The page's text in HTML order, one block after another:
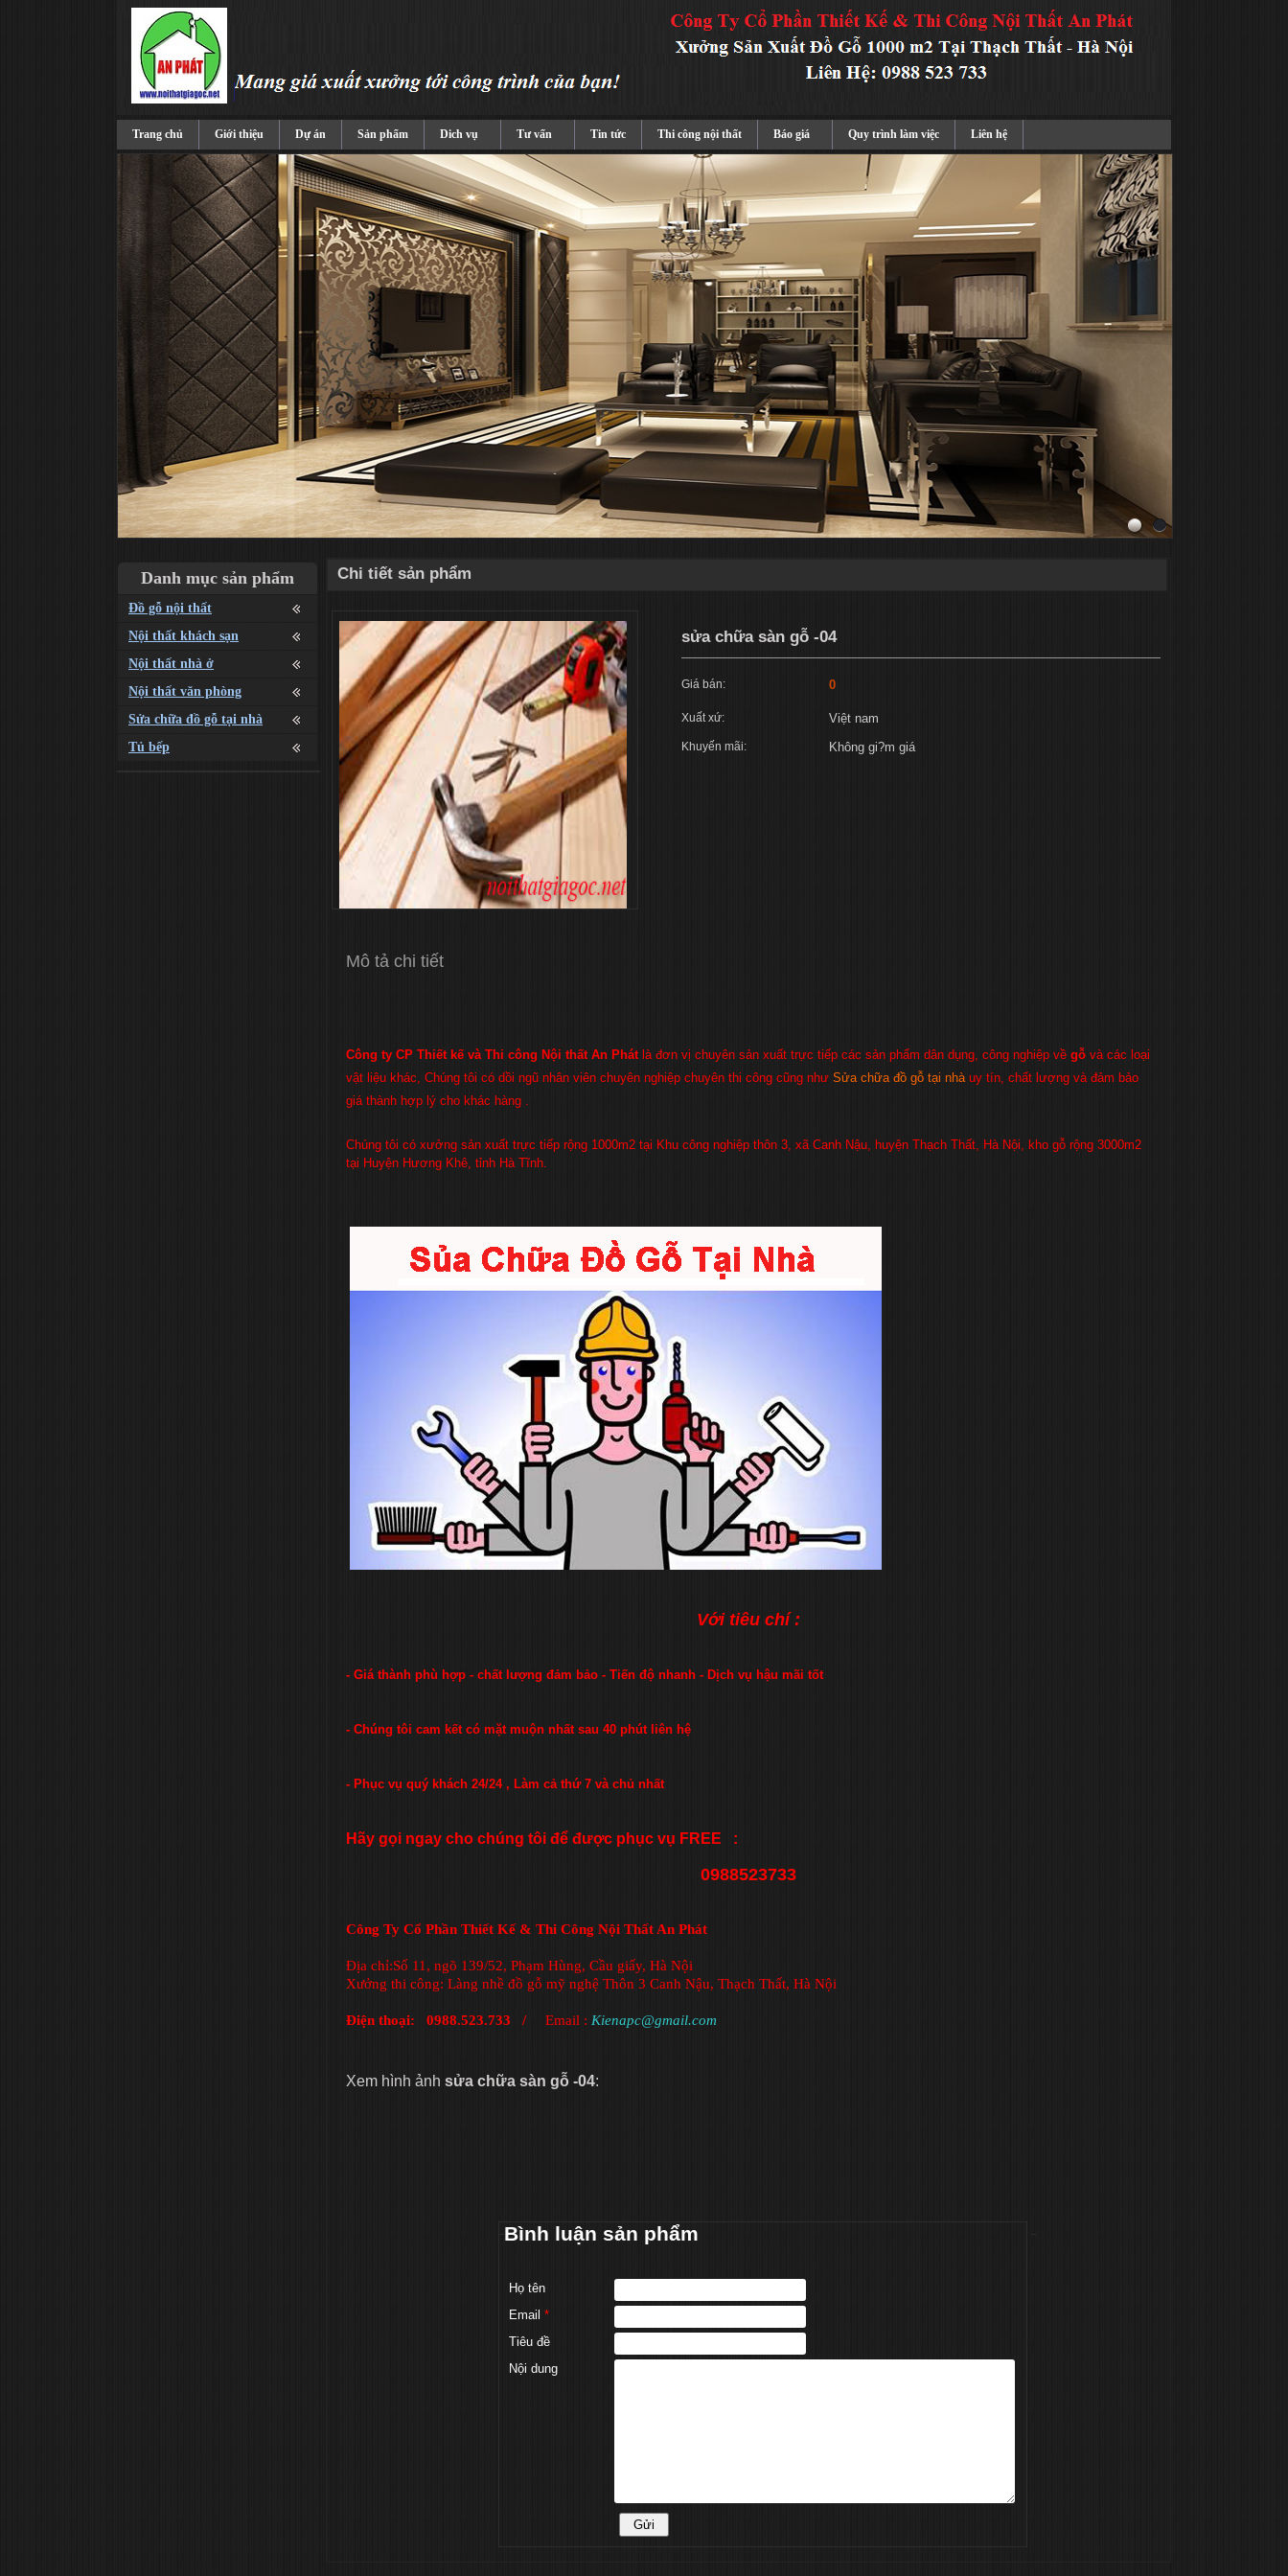
Trang chủ Giới thiệu Dự án Sản phẩm Dich vụ Tư vấn Tin tức Thi công nội thất Báo giá Quy trình làm việc Liên hệ
Danh mục sản phẩm
Đồ gỗ nội thất
Nội thất khách sạn
Nội thất nhà ở
Nội thất văn phòng
Sửa chữa đồ gỗ tại nhà
Tủ bếp
Chi tiết sản phẩm
sửa chữa sàn gỗ -04
Giá bán: 0
Xuất xứ: Việt nam
Khuyến mãi: Không gi?m giá
Mô tả chi tiết
Công ty CP Thiết kế và Thi công Nội thất An Phátlà đơn vị chuyên sản xuất trực tiếp các sản phẩm dân dụng, công nghiệp về gỗ và các loại
vật liệu khác, Chúng tôi có dồi ngũ nhân viên chuyên nghiệp chuyên thi công cũng như Sửa chữa đồ gỗ tại nhàuy tín, chất lượng và đảm bảo
giá thành hợp lý cho khác hàng .
Chúng tôi có xưởng sản xuất trực tiếp rộng 1000m2 tại Khu công nghiệp thôn 3, xã Canh Nậu, huyện Thạch Thất, Hà Nội, kho gỗ rộng 3000m2
tại Huyện Hương Khê, tỉnh Hà Tĩnh.
Với tiêu chí :
- Giá thành phù hợp - chất lượng đảm bảo - Tiến độ nhanh - Dịch vụ hậu mãi tốt
- Chúng tôi cam kết có mặt muộn nhất sau 40 phút liên hệ
- Phục vụ quý khách 24/24 , Làm cả thứ 7 và chủ nhất
Hãy gọi ngay cho chúng tôi để được phục vụ FREE :
0988523733
Công Ty Cổ Phần Thiết Kế & Thi Công Nội Thất An Phát
Địa chỉ:Số 11, ngõ 139/52, Phạm Hùng, Cầu giấy, Hà Nội
Xưởng thi công: Làng nhề đồ gỗ mỹ nghệ Thôn 3 Canh Nậu, Thạch Thất, Hà Nội
Điện thoại: 0988.523.733 / Email : Kienapc@gmail.com
Xem hình ảnh sửa chữa sàn gỗ -04:
Bình luận sản phẩm
Họ tên
Email *
Tiêu đề
Nội dung